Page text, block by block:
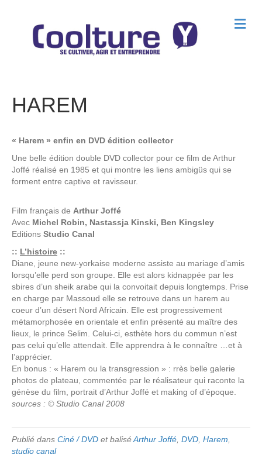
M
e
HAREM
« Harem » enfin en DVD édition collector
Une belle édition double DVD collector pour ce film de Arthur
Joffé réalisé en 1985 et qui montre les liens ambigüs qui se
forment entre captive et ravisseur.
Film français de Arthur Joffé
Avec Michel Robin, Nastassja Kinski, Ben Kingsley
Editions Studio Canal
:: L’histoire ::
Diane, jeune new-yorkaise moderne assiste au mariage d’amis
lorsqu’elle perd son groupe. Elle est alors kidnappée par les
sbires d’un sheik arabe qui la convoitait depuis longtemps. Prise
en charge par Massoud elle se retrouve dans un harem au
coeur d’un désert Nord Africain. Elle est progressivement
métamorphosée en orientale et enfin présenté au maître des
lieux, le prince Selim. Celui-ci, esthète hors du commun n’est
pas celui qu’elle attendait. Elle apprendra à le connaître …et à
l’apprécier.
En bonus : « Harem ou la transgression » : rrès belle galerie
photos de plateau, commentée par le réalisateur qui raconte la
génèse du film, portrait d’Arthur Joffé et making of d’époque.
sources : © Studio Canal 2008
Publié dans Ciné / DVD et baliséArthur Joffé DVD Harem
studio canal